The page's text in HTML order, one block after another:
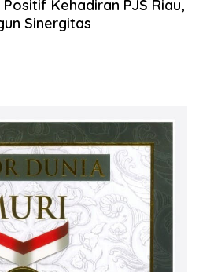
Kehadiran PJS Riau,
Sinergitas